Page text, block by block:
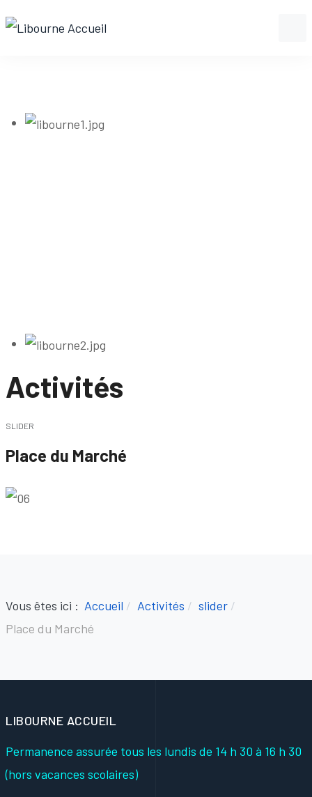
Activités
SLIDER
Place du Marché
Vous êtes ici : Accueil Activités
slider
Place du Marché
LIBOURNE ACCUEIL
Permanence assurée tous les lundis de 14 h 30 à 16 h 30
(hors vacances scolaires)